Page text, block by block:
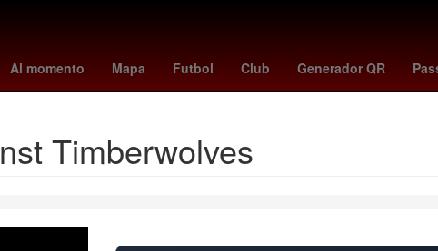
Al momento Mapa Futbol Club Generador QR
MLB Rafael Caro Quintero sid wilson burnley - wolves
Timberwolves